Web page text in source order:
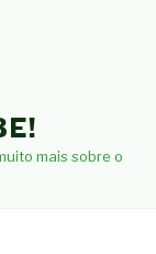
mais sobre o